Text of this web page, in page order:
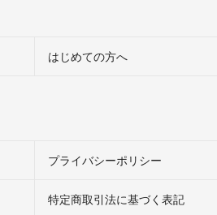
はじめての方へ
プライバシーポリシー
特定商取引法に基づく表記